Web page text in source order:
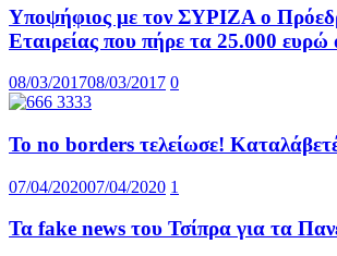
Υποψήφιος με τον ΣΥΡΙΖΑ ο
Εταιρείας που πήρε τα 25.000
08/03/201708/03/2017 0
Το no borders τελείωσε!
07/04/202007/04/2020 1
Τα fake news του Τσίπρα για τα